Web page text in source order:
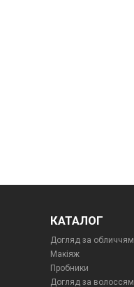
КАТАЛОГ
Догляд за обличчям
Макіяж
Пробники
Догляд за волоссям